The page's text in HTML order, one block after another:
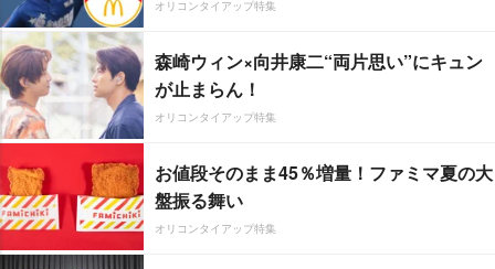
オリコンタイアップ特集
森崎ウィン×向井康二“両片思い”にキュン
が止まらん！
オリコンタイアップ特集
お値段そのまま45％増量！ファミマ夏の大
盤振る舞い
オリコンタイアップ特集